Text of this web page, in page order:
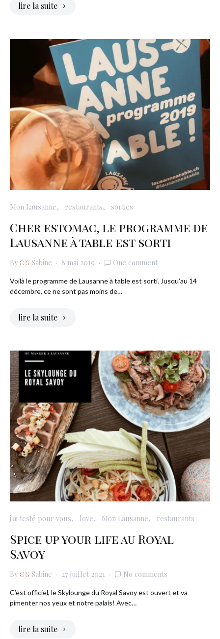
lire la suite
Mon Lausanne restaurants sorties
Cher estomac, le programme de
Lausanne à table est sorti
By Sabine 8 mai 2019 One comment
Voilà le programme de Lausanne à table est sorti. Jusqu’au 14
décembre, ce ne sont pas moins de…
lire la suite
j'ai testé pour vous love Mon Lausanne restaurants
Spice up your life au Royal
Savoy
By Sabine 27 juillet 2021 No comments
C’est officiel, le Skylounge du Royal Savoy est ouvert et va
pimenter nos yeux et notre palais! Avec…
lire la suite